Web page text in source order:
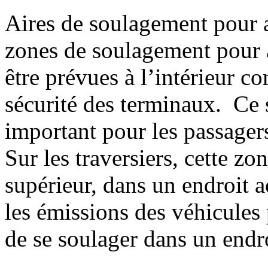
Aires de soulagement pour
zones de soulagement
être prévues à l’intérieur
sécurité des terminaux.
important pour les
Sur les traversiers, cette
supérieur, dans un endroit
les émissions des
de se soulager dans un